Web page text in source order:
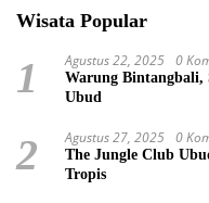
Wisata Popular
1 Agustus 22, 2025 0
Warung Bintangbali,
Ubud
2 Agustus 27, 2025 0
The Jungle Club
Tropis